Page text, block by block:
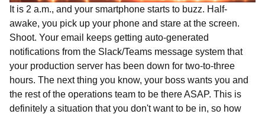
It is 2 a.m., and your smartphone starts to buzz. Half-
awake, you pick up your phone and stare at the screen.
Shoot. Your email keeps getting auto-generated
notifications from the Slack/Teams message system that
your production server has been down for two-to-three
hours. The next thing you know, your boss wants you and
the rest of the operations team to be there ASAP. This is
definitely a situation that you don't want to be in, so how